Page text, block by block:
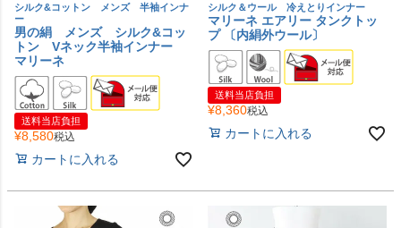
シルク&コットン メンズ 半袖インナ
ー
男の絹 メンズ シルク&コッ
トン Vネック半袖インナー
マリーネ
送料当店負担
¥8,580税込
カートに入れる
シルク＆ウール 冷えとりインナー
マリーネ エアリー タンクトッ
プ 〔内絹外ウール〕
送料当店負担
¥8,360税込
カートに入れる